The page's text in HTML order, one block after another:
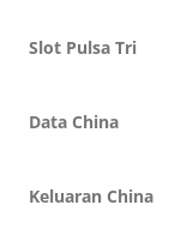
Slot Pulsa Tri
Data China
Keluaran China